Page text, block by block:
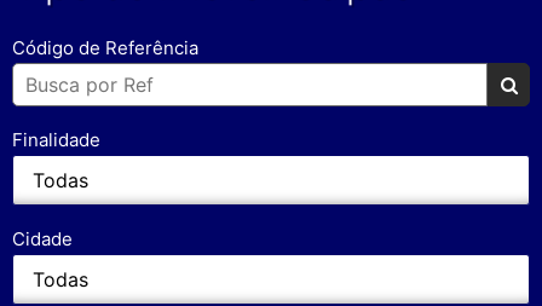
Código de Referência
Finalidade
Cidade